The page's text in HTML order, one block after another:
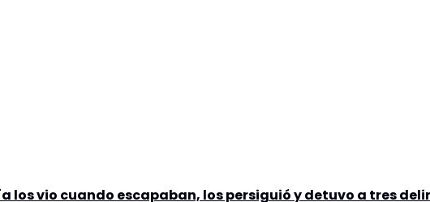
los vio cuando escapaban, los persiguió y detuvo a tres